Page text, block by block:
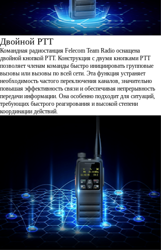
Двойной PTT
Командная радиостанция Felecom Team Radio оснащена
двойной кнопкой PTT. Конструкция с двумя кнопками PTT
позволяет членам команды быстро инициировать групповые
вызовы или вызовы по всей сети. Эта функция устраняет
необходимость частого переключения каналов, значительно
повышая эффективность связи и обеспечивая непрерывность
передачи информации. Она особенно подходит для ситуаций,
требующих быстрого реагирования и высокой степени
координации действий.